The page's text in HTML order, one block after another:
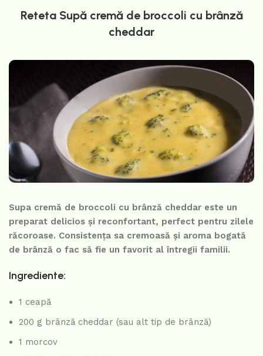
Reteta Supă cremă de broccoli cu brânză
cheddar
Supa cremă de broccoli cu brânză cheddar este un
preparat delicios și reconfortant, perfect pentru zilele
răcoroase. Consistența sa cremoasă și aroma bogată
de brânză o fac să fie un favorit al întregii familii.
Ingrediente:
1 ceapă
200 g brânză cheddar (sau alt tip de brânză)
1 morcov